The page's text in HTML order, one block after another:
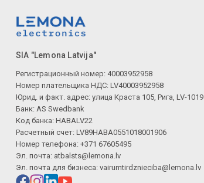
SIA "Lemona Latvija"
Регистрационный номер: 40003952958
Номер плательщика НДС: LV40003952958
Юрид. и факт. адрес: улица Краста 105, Рига, LV-1019
Банк: AS Swedbank
Код банка: HABALV22
Расчетный счет: LV89HABA0551018001906
Номер телефона: +371 67605495
Эл. почта: atbalsts@lemona.lv
Эл. почта для бизнеса: vairumtirdznieciba@lemona.lv